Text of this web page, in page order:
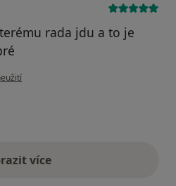
rada jdu a to je
uživatele Pacient
více
výše uvedené názory